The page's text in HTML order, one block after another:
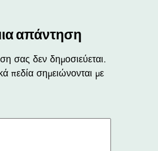
απάντηση
σας δεν δημοσιεύεται.
πεδία σημειώνονται με